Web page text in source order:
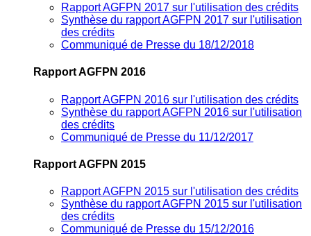
Rapport AGFPN 2017 sur l'utilisation des crédits
Synthèse du rapport AGFPN 2017 sur l'utilisation
des crédits
Communiqué de Presse du 18/12/2018
Rapport AGFPN 2016
Rapport AGFPN 2016 sur l'utilisation des crédits
Synthèse du rapport AGFPN 2016 sur l'utilisation
des crédits
Communiqué de Presse du 11/12/2017
Rapport AGFPN 2015
Rapport AGFPN 2015 sur l'utilisation des crédits
Synthèse du rapport AGFPN 2015 sur l'utilisation
des crédits
Communiqué de Presse du 15/12/2016